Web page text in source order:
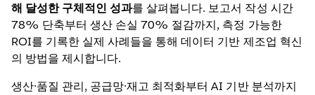
해 달성한 구체적인 성과를 살펴봅니다. 보고서 작성 시간
78% 단축부터 생산 손실 70% 절감까지, 측정 가능한
ROI를 기록한 실제 사례들을 통해 데이터 기반 제조업 혁신
의 방법을 제시합니다.
생산·품질 관리, 공급망·재고 최적화부터 AI 기반 분석까지